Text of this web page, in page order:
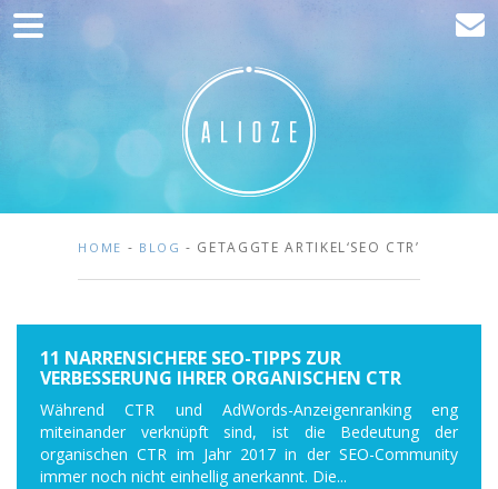
Home
Entwicklung
HOME - BLOG - GETAGGTE ARTIKEL‘SEO CTR’
11 NARRENSICHERE SEO-TIPPS ZUR
VERBESSERUNG IHRER ORGANISCHEN CTR
Während CTR und AdWords-Anzeigenranking eng
miteinander verknüpft sind, ist die Bedeutung der
organischen CTR im Jahr 2017 in der SEO-Community
immer noch nicht einhellig anerkannt. Die...